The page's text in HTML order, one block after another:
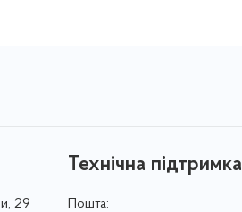
29
Технічна підтримка
Пошта: